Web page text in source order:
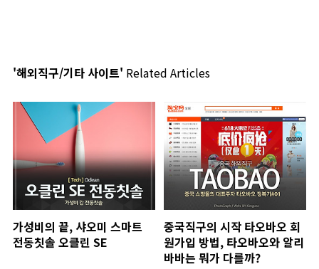
'해외직구/기타 사이트' Related Articles
가성비의 끝, 샤오미 스마트
전동칫솔 오클린 SE
중국직구의 시작 타오바오 회
원가입 방법, 타오바오와 알리
바바는 뭐가 다를까?